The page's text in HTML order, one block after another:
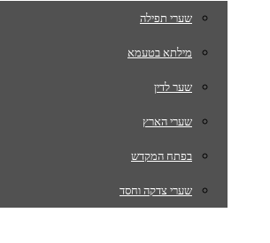
שערי תפילה
מילתא בטעמא
שער לדין
שערי הארץ
בפתח המקדש
שערי צדקה וחסד